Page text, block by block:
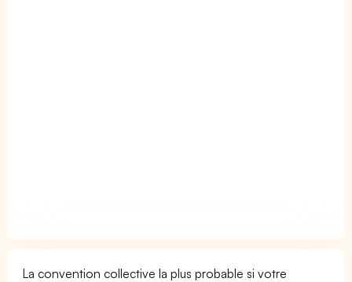
La convention collective la plus probable si votre